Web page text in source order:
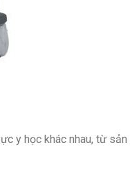
y học khác nhau, từ sản